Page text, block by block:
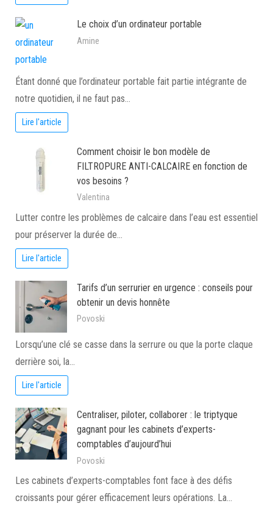
Le choix d’un ordinateur portable
Amine
Étant donné que l’ordinateur portable fait partie intégrante de
notre quotidien, il ne faut pas…
Lire l'article
Comment choisir le bon modèle de
FILTROPURE ANTI-CALCAIRE en fonction de
vos besoins ?
Valentina
Lutter contre les problèmes de calcaire dans l’eau est essentiel
pour préserver la durée de…
Lire l'article
Tarifs d’un serrurier en urgence : conseils pour
obtenir un devis honnête
Povoski
Lorsqu’une clé se casse dans la serrure ou que la porte claque
derrière soi, la…
Lire l'article
Centraliser, piloter, collaborer : le triptyque
gagnant pour les cabinets d’experts-
comptables d’aujourd’hui
Povoski
Les cabinets d’experts-comptables font face à des défis
croissants pour gérer efficacement leurs opérations. La…